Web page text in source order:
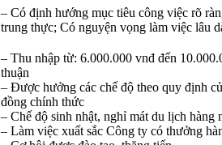
– Có định hướng mục tiêu công việc rõ
trung thực; Có nguyện vọng làm việc lâu
– Thu nhập từ: 6.000.000 vnđ đến
thuận
– Được hưởng các chế độ theo quy định
đồng chính thức
– Chế độ sinh nhật, nghỉ mát du lịch hàng
– Làm việc xuất sắc Công ty có thưởng